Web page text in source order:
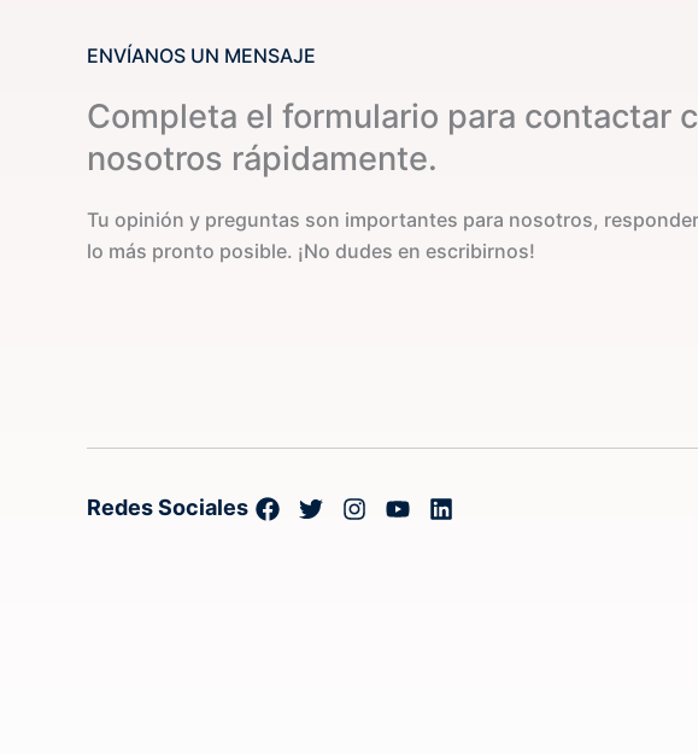
ENVÍANOS UN MENSAJE
Completa el formulario para contactar
nosotros rápidamente.
Tu opinión y preguntas son importantes para nosotros,
lo más pronto posible. ¡No dudes en escribirnos!
Redes Sociales